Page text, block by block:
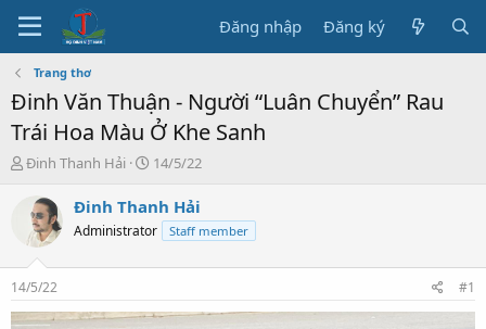
Đăng nhập Đăng ký
Trang thơ
Đinh Văn Thuận - Người “Luân Chuyển” Rau
Trái Hoa Màu Ở Khe Sanh
T
e
a
s
t
a
Đinh Thanh Hải
N
à
b
ầ
14/5/22
Đinh Thanh Hải
Administrator Staff member
14/5/22 #1